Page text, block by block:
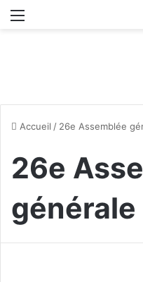
Accueil / 26e Assemblée
26e
générale